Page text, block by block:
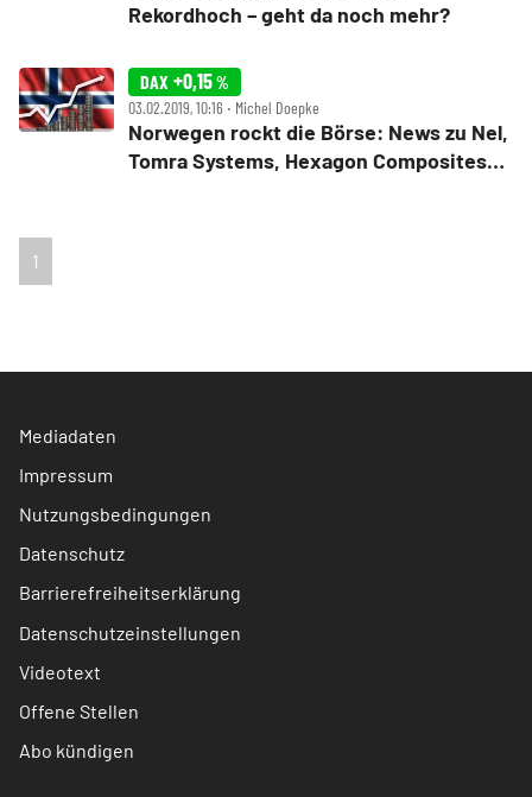
Rekordhoch – geht da noch mehr?
DAX +0,15%
03.02.2019, 10:16 ‧ Michel Doepke
Norwegen rockt die Börse: News zu Nel,
Tomra Systems, Hexagon Composites
1
Mediadaten
Impressum
Nutzungsbedingungen
Datenschutz
Barrierefreiheitserklärung
Datenschutzeinstellungen
Videotext
Offene Stellen
Abo kündigen